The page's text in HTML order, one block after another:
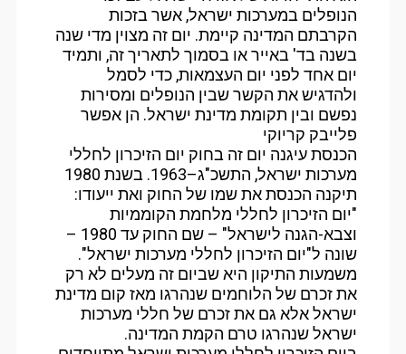
הנופלים במערכות ישראל, אשר בזכות
הקרבתם המדינה קיימת. יום זה מצוין מדי שנה
בשנה בד' באייר או בסמוך לתאריך זה, ותמיד
יום אחד לפני יום העצמאות, כדי לסמל
ולהדגיש את הקשר שבין הנופלים ומסירות
נפשם ובין תקומת מדינת ישראל. הן אפשר
פלייבק קריוקי
הכנסת עיגנה יום זה בחוק יום הזיכרון לחללי
מערכות ישראל, התשכ"ג–1963. בשנת 1980
תיקנה הכנסת את שמו של החוק ואת ייעודו:
"יום הזיכרון לחללי מלחמת הקוממיות
וצבא-הגנה לישראל" – שם החוק עד 1980 –
שונה ל"יום הזיכרון לחללי מערכות ישראל".
משמעות התיקון היא שביום זה מעלים לא רק
את זכרם של הלוחמים שנהרגו מאז קום מדינת
ישראל אלא גם את זכרם של חללי מערכות
ישראל שנהרגו טרם הקמת המדינה.